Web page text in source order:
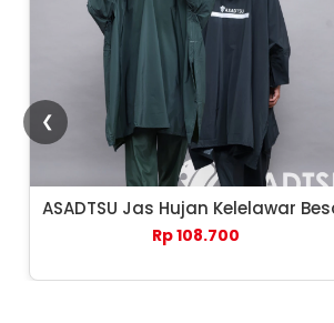
❮
ASADTSU Jas Hujan Kelelawar
Rp 108.700